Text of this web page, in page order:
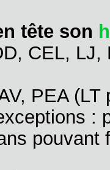
tête son
CEL, LJ,
PEA
:
pouvant